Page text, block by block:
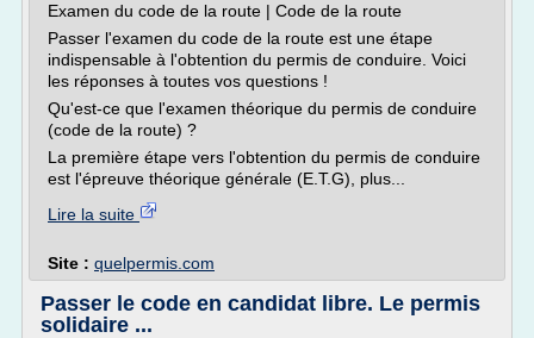
Examen du code de la route | Code de la route
Passer l'examen du code de la route est une étape
indispensable à l'obtention du permis de conduire. Voici
les réponses à toutes vos questions !
Qu'est-ce que l'examen théorique du permis de conduire
(code de la route) ?
La première étape vers l'obtention du permis de conduire
est l'épreuve théorique générale (E.T.G), plus...
Lire la suite
Site : quelpermis.com
Passer le code en candidat libre. Le permis
solidaire ...